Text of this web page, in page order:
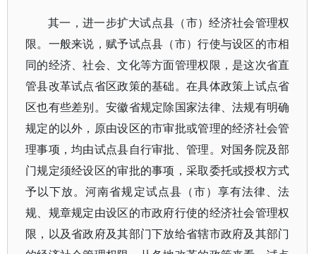
其一，进一步扩大试点县（市）经济社会管理权
限。一般来说，赋予试点县（市）行使与设区的市相
同的经济、社会、文化等方面管理权限，是这次省直
管县改革试点省区政策的基础。在具体政策上试点省
区也有些差别。安徽省规定除国家法律、法规有明确
规定的以外，原由设区的市审批或管理的经济社会管
理事项，均由试点县自行审批、管理。对国务院及部
门规定须经设区的审批的事项，采取委托或授权方式
予以下放。河南省规定试点县（市）享有法律、法
规、规章规定由设区的市政府行使的经济社会管理权
限，以及省政府及其部门下放给省辖市政府及其部门